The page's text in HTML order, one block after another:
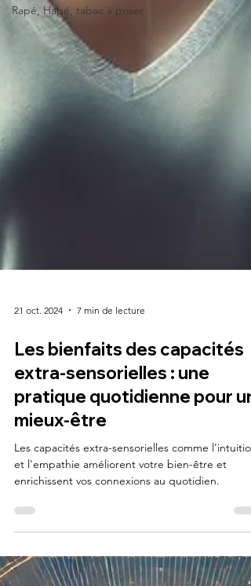
Rapé, Hapé, tabac à priser
21 oct. 2024 7 min de lecture
Les bienfaits des capacités
extra-sensorielles : une
pratique quotidienne pour un
mieux-être
Les capacités extra-sensorielles comme l'intuition
et l'empathie améliorent votre bien-être et